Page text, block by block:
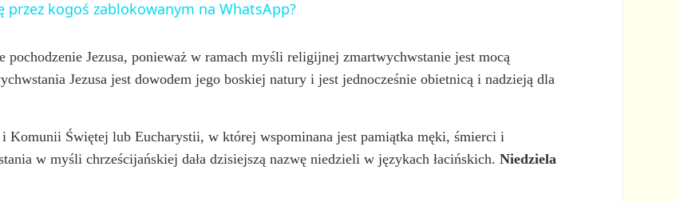
V
d
przez kogoś zablokowanym na WhatsApp?
Jezusa, ponieważ w ramach myśli religijnej zmartwychwstanie jest mocą
Jezusa jest dowodem jego boskiej natury i jest jednocześnie obietnicą i nadzieją dla
Komunii Świętej lub Eucharystii, w której wspominana jest pamiątka męki, śmierci i
w myśli chrześcijańskiej dała dzisiejszą nazwę niedzieli w językach łacińskich.Niedziela